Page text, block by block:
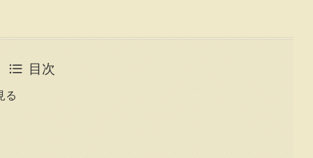
目次
る